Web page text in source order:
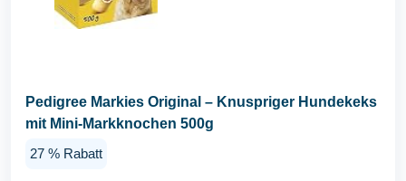
Pedigree Markies Original – Knuspriger Hundekeks
mit Mini-Markknochen 500g
27 % Rabatt